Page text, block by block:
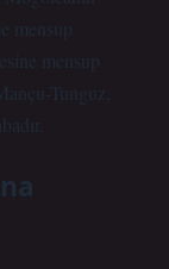
mensup
mensup
Tunguz,